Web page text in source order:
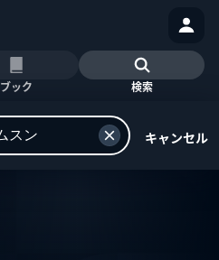
ブック 検索
キャンセル